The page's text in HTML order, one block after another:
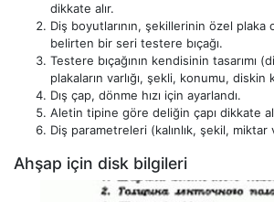
dikkate alır.
Diş boyutlarının, şekillerinin özel plaka
belirten bir seri testere bıçağı.
Testere bıçağının kendisinin tasarımı
plakaların varlığı, şekli, konumu, diskin
Dış çap, dönme hızı için ayarlandı.
Aletin tipine göre deliğin çapı dikkate
Diş parametreleri (kalınlık, şekil, miktar
Ahşap için disk bilgileri